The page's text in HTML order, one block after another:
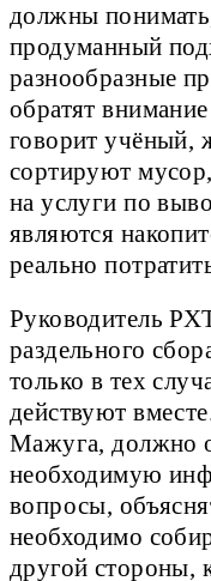
должны
продуманный
разнообразные
обратят
говорит учёный,
сортируют
на услуги по
являются
реально
Руководитель
раздельного
только в тех
действуют
Мажуга, должно
необходимую
вопросы,
необходимо
другой стороны,